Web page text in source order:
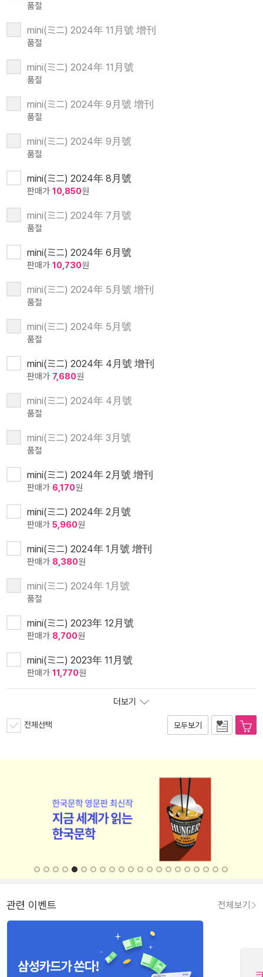
품절
mini(ミニ) 2024年 11月號 增刊
품절
mini(ミニ) 2024年 11月號
품절
mini(ミニ) 2024年 9月號 增刊
품절
mini(ミニ) 2024年 9月號
품절
mini(ミニ) 2024年 8月號
판매가 10,850원
mini(ミニ) 2024年 7月號
품절
mini(ミニ) 2024年 6月號
판매가 10,730원
mini(ミニ) 2024年 5月號 增刊
품절
mini(ミニ) 2024年 5月號
품절
mini(ミニ) 2024年 4月號 增刊
판매가 7,680원
mini(ミニ) 2024年 4月號
품절
mini(ミニ) 2024年 3月號
품절
mini(ミニ) 2024年 2月號 增刊
판매가 6,170원
mini(ミニ) 2024年 2月號
판매가 5,960원
mini(ミニ) 2024年 1月號 增刊
판매가 8,380원
mini(ミニ) 2024年 1月號
품절
mini(ミニ) 2023年 12月號
판매가 8,700원
mini(ミニ) 2023年 11月號
판매가 11,770원
더보기
전체선택 모두보기
관련 이벤트 전체보기